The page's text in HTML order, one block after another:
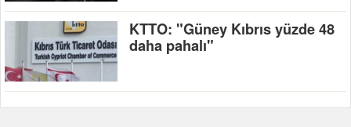
KTTO: "Güney Kıbrıs yüzde 48
daha pahalı"